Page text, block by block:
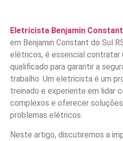
Eletricista Benjamin
em Benjamin Constant do Sul
elétricos, é essencial contratar
qualificado para garantir a
trabalho. Um eletricista é um
treinado e experiente em lidar
complexos e oferecer
problemas elétricos.
Neste artigo, discutiremos a